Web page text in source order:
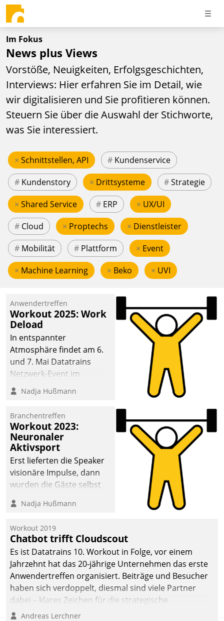
Im Fokus
News plus Views
Vorstöße, Neuigkeiten, Erfolgsgeschichten,
Interviews: Hier erfahren Sie im Detail, wie
wir digitalisieren und Sie profitieren können.
Steuern Sie über die Auswahl der Stichworte,
was Sie interessiert.
× Schnittstellen, API # Kundenservice
# Kundenstory × Drittsysteme #Strategie
× Shared Service # ERP × UX/UI
# Cloud × Proptechs × Dienstleister
# Mobilität # Plattform × Event
× Machine Learning × Beko × UVI
Anwendertreffen
Workout 2025: Work
Deload
In entspannter
Atmosphäre findet am 6.
und 7. Mai Datatrains
Netzwerk-Event im
Kunden- und Partnerkreis
statt. Zentrale Frage: Wie
Mammutprojekte
meistern und Workloads
wuppen – bei zunehmend
anspruchsvollen
Aufgaben und
abnehmendem
Nadja Hußmann
Branchentreffen
Workout 2023:
Neuronaler
Aktivsport
Erst lieferten die Speaker
visionäre Impulse, dann
wurden die Gäste selbst
methodisch
Quartier. Dazwischen
zeigte Datatrain, was es
Neues zu bieten hat.
Nadja Hußmann
Workout 2019
Chatbot trifft Cloudscout
Es ist Datatrains 10. Workout in Folge, vor einem
Jahrzehnt hat das 20-jährige Unternehmen das erste
Anwendertreffen organisiert. Beiträge und Besucher
haben sich verdoppelt, diesmal sind viele Partner
dabei – klares Zeichen für die strategische
Fokussierung auf den Kunden.
Andreas Lerchner